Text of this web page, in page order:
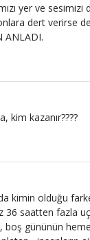
yer ve sesimizi
dert verirse
ANLADI.
kim kazanır????
kimin olduğu
36 saatten fazla
boş gününün